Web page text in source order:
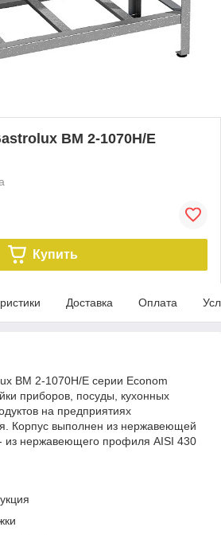
ВМ 2-1070Н/Е
Купить
Доставка Оплата
ВМ 2-1070Н/Е серии Econom
приборов, посуды, кухонных
на предприятиях
Корпус выполнен из нержавеющей
из нержавеющего профиля AISI 430